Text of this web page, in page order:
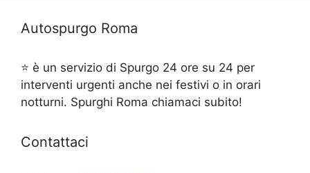
Autospurgo Roma
⭐ è un servizio di Spurgo 24 ore su 24 per
interventi urgenti anche nei festivi o in orari
notturni. Spurghi Roma chiamaci subito!
Contattaci